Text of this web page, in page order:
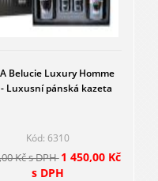
Belucie Luxury Homme
Luxusní pánská kazeta
Kód: 6310
Kč s DPH1 450,00 Kč
s DPH